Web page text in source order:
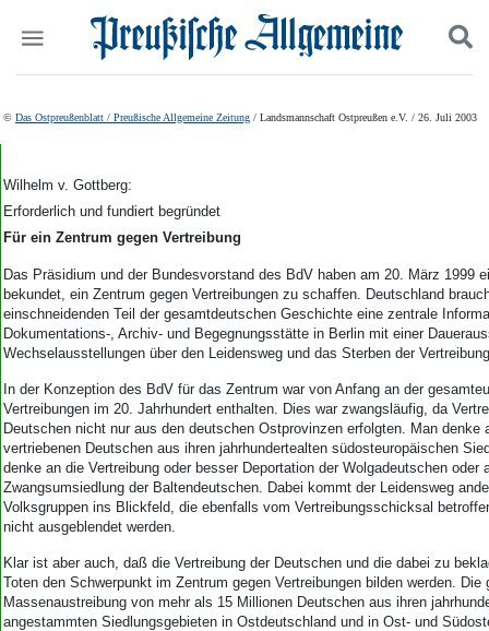
Start
Wer wir sind
Aktuelle Ausgabe
Abonnenten-Login
Abo Prämien
Archiv
Mediadaten
Politik
Gesellschaft
Leben
Ostpreußen
Pommern
Berlin-Brandenburg
Schlesien
Danzig und Westpreußen
Bücher
Suchen und finden
© Das Ostpreußenblatt / Preußische Allgemeine Zeitung / Landsmannschaft Ostpreußen e.V. / 26. Juli 2003
Wilhelm v. Gottberg:
Erforderlich und fundiert begründet
Für ein Zentrum gegen Vertreibung
Das Präsidium und der Bundesvorstand des BdV haben am 20. März 1999
bekundet, ein Zentrum gegen Vertreibungen zu schaffen. Deutschland
einschneidenden Teil der gesamtdeutschen Geschichte eine zentrale
Dokumentations-, Archiv- und Begegnungsstätte in Berlin mit einer
Wechselausstellungen über den Leidensweg und das Sterben der
In der Konzeption des BdV für das Zentrum war von Anfang an der
Vertreibungen im 20. Jahrhundert enthalten. Dies war zwangsläufig, da
Deutschen nicht nur aus den deutschen Ostprovinzen erfolgten. Man denke
vertriebenen Deutschen aus ihren jahrhundertealten südosteuropäischen
denke an die Vertreibung oder besser Deportation der Wolgadeutschen oder
Zwangsumsiedlung der Baltendeutschen. Dabei kommt der Leidensweg
Volksgruppen ins Blickfeld, die ebenfalls vom Vertreibungsschicksal
nicht ausgeblendet werden.
Klar ist aber auch, daß die Vertreibung der Deutschen und die dabei zu
Toten den Schwerpunkt im Zentrum gegen Vertreibungen bilden werden. Die
Massenaustreibung von mehr als 15 Millionen Deutschen aus ihren
angestammten Siedlungsgebieten in Ostdeutschland und in Ost- und